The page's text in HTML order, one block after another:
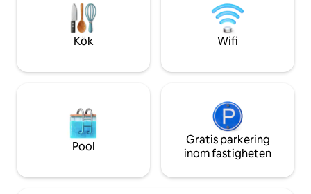
dubbla handfat. Njut av en privat
takterrass med 360° utsikt över staden
och vulkanerna. Grindbyggnad med
gratis parkering för en sedan/SUV-bil
Kök Wifi
Pool
Gratis parkering
inom fastigheten